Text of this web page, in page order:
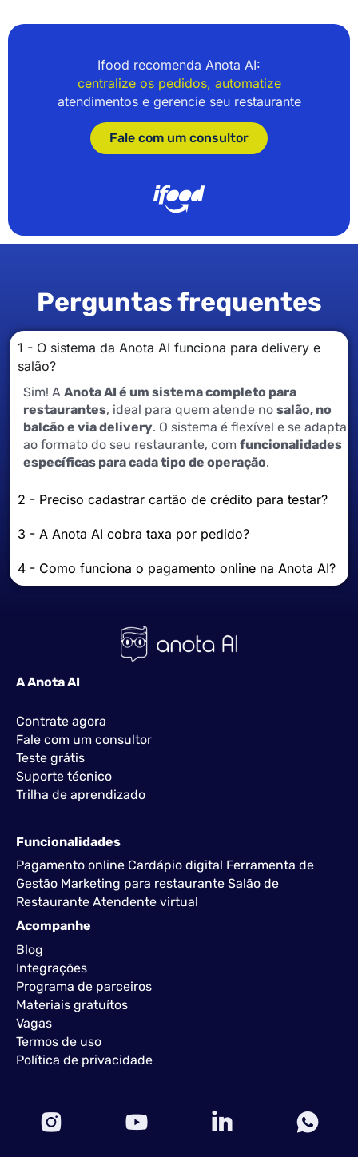
Ifood recomenda Anota AI:
centralize os pedidos, automatize
atendimentos e gerencie seu restaurante
Fale com um consultor
Perguntas frequentes
1 - O sistema da Anota AI funciona para delivery e
salão?
Sim! A Anota AI é um sistema completo para
restaurantes, ideal para quem atende no salão, no
balcão e via delivery. O sistema é flexível e se adapta
ao formato do seu restaurante, com funcionalidades
específicas para cada tipo de operação.
2 - Preciso cadastrar cartão de crédito para testar?
3 - A Anota AI cobra taxa por pedido?
4 - Como funciona o pagamento online na Anota AI?
A Anota AI
Contrate agora
Fale com um consultor
Teste grátis
Suporte técnico
Trilha de aprendizado
Funcionalidades
Pagamento online Cardápio digital Ferramenta de
Gestão Marketing para restaurante Salão de
Restaurante Atendente virtual
Acompanhe
Blog
Integrações
Programa de parceiros
Materiais gratuítos
Vagas
Termos de uso
Política de privacidade